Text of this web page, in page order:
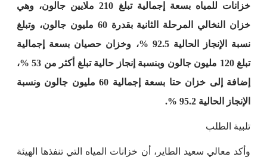
خزانات للمياه بسعة إجمالية تبلغ 210 ملايين جالون، وهي
خزان النخالي المرحلة الثانية بقدرة 60 مليون جالون، وتبلغ
نسبة الإنجاز الحالية 92.5 %، وخزان حصيان بسعة إجمالية
تبلغ 120 مليون جالون وبنسبة إنجاز حالية تبلغ أكثر من 53 %،
إضافة إلى خزان حتا بسعة إجمالية 60 مليون جالون ونسبة
الإنجاز الحالية 95.2 %.
تلبية الطلب
وأكد معالي سعيد الطاير، أن خزانات المياه التي تنفذها الهيئة